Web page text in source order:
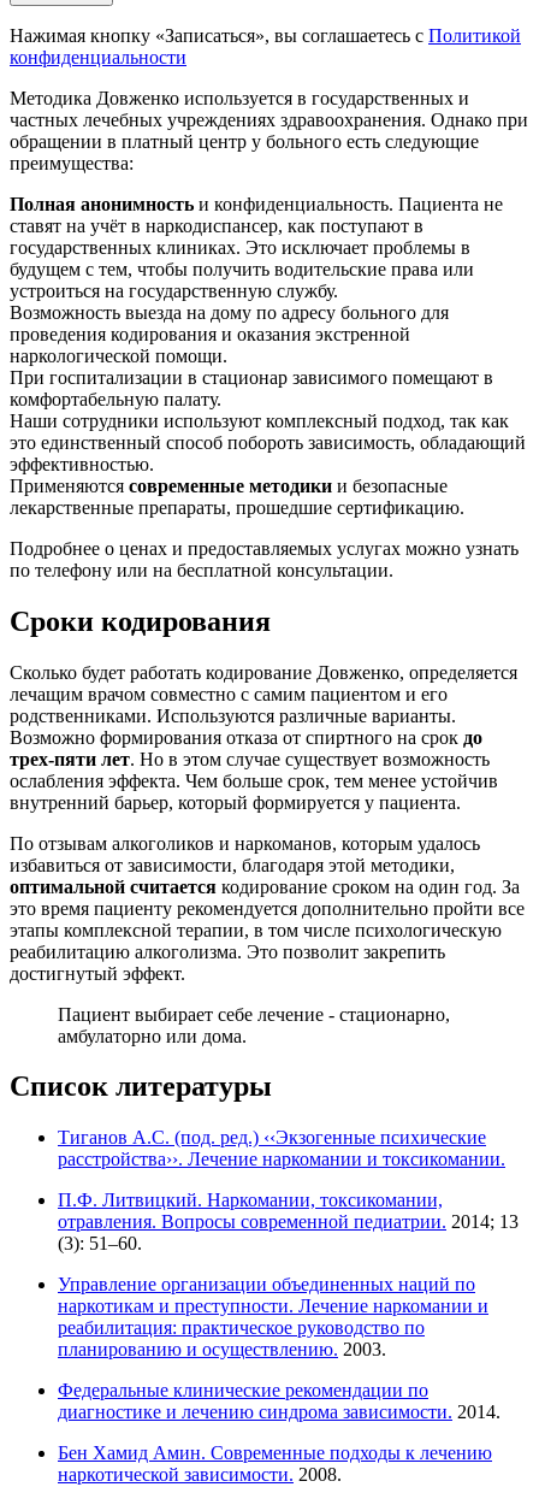
Нажимая кнопку «Записаться», вы соглашаетесь с Политикой
конфиденциальности
Методика Довженко используется в государственных и
частных лечебных учреждениях здравоохранения. Однако при
обращении в платный центр у больного есть следующие
преимущества:
Полная анонимность и конфиденциальность. Пациента не
ставят на учёт в наркодиспансер, как поступают в
государственных клиниках. Это исключает проблемы в
будущем с тем, чтобы получить водительские права или
устроиться на государственную службу.
Возможность выезда на дому по адресу больного для
проведения кодирования и оказания экстренной
наркологической помощи.
При госпитализации в стационар зависимого помещают в
комфортабельную палату.
Наши сотрудники используют комплексный подход, так как
это единственный способ побороть зависимость, обладающий
эффективностью.
Применяются современные методики и безопасные
лекарственные препараты, прошедшие сертификацию.
Подробнее о ценах и предоставляемых услугах можно узнать
по телефону или на бесплатной консультации.
Сроки кодирования
Сколько будет работать кодирование Довженко, определяется
лечащим врачом совместно с самим пациентом и его
родственниками. Используются различные варианты.
Возможно формирования отказа от спиртного на срок до
трех-пяти лет. Но в этом случае существует возможность
ослабления эффекта. Чем больше срок, тем менее устойчив
внутренний барьер, который формируется у пациента.
По отзывам алкоголиков и наркоманов, которым удалось
избавиться от зависимости, благодаря этой методики,
оптимальной считается кодирование сроком на один год. За
это время пациенту рекомендуется дополнительно пройти все
этапы комплексной терапии, в том числе психологическую
реабилитацию алкоголизма. Это позволит закрепить
достигнутый эффект.
Пациент выбирает себе лечение - стационарно,
амбулаторно или дома.
Список литературы
Тиганов А.С. (под. ред.) ‹‹Экзогенные психические
расстройства››. Лечение наркомании и токсикомании.
П.Ф. Литвицкий. Наркомании, токсикомании,
отравления. Вопросы современной педиатрии. 2014; 13
(3): 51–60.
Управление организации объединенных наций по
наркотикам и преступности. Лечение наркомании и
реабилитация: практическое руководство по
планированию и осуществлению. 2003.
Федеральные клинические рекомендации по
диагностике и лечению синдрома зависимости. 2014.
Бен Хамид Амин. Современные подходы к лечению
наркотической зависимости. 2008.